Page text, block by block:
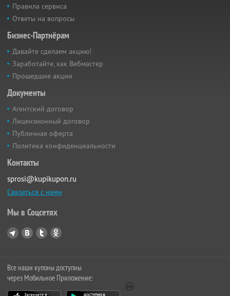
Правила сервиса
Ответы на вопросы
Бизнес-Партнёрам
Давайте сделаем акцию!
Заработайте, как Вебмастер
Прошедшие акции
Документы
Агентский договор
Лицензионный договор
Публичная оферта
Политика конфиденциальности
Контакты
sprosi@kupikupon.ru
Связаться с нами
Мы в Соцсетях
Все наши купоны доступны
через Мобильное Приложение: